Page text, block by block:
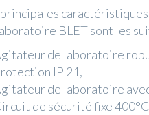
caractéristiques
BLET sont les
de laboratoire
IP 21,
de laboratoire
de sécurité fixe